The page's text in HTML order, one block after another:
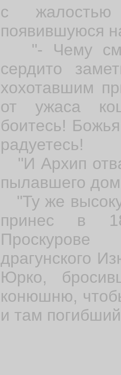
с
появившуюся
"- Чему
сердито
хохотавшим
от ужаса
боитесь!
радуетесь!
"И Архип
пылавшего
"Ту же
принес в
драгунского
Юрко,
конюшню,
и там